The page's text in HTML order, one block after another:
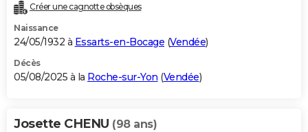
Créer une cagnotte obsèques
Naissance
24/05/1932 à Essarts-en-Bocage (Vendée)
Décès
05/08/2025 à la Roche-sur-Yon (Vendée)
Josette CHENU (98 ans)